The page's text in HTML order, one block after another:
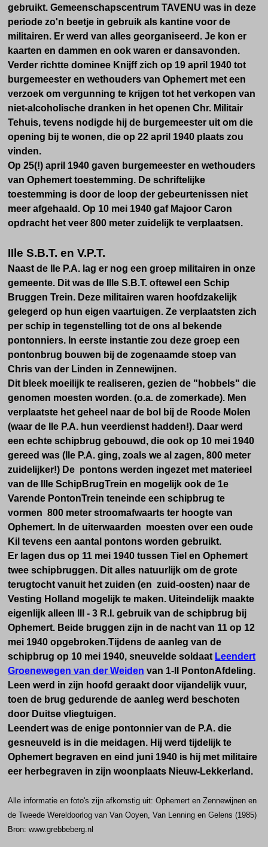
gebruikt. Gemeenschapscentrum TAVENU was in deze
periode zo'n beetje in gebruik als kantine voor de
militairen. Er werd van alles georganiseerd. Je kon er
kaarten en dammen en ook waren er dansavonden.
Verder richtte dominee Knijff zich op 19 april 1940 tot
burgemeester en wethouders van Ophemert met een
verzoek om vergunning te krijgen tot het verkopen van
niet-alcoholische dranken in het openen Chr. Militair
Tehuis, tevens nodigde hij de burgemeester uit om die
opening bij te wonen, die op 22 april 1940 plaats zou
vinden.
Op 25(!) april 1940 gaven burgemeester en wethouders
van Ophemert toestemming. De schriftelijke
toestemming is door de loop der gebeurtenissen niet
meer afgehaald. Op 10 mei 1940 gaf Majoor Caron
opdracht het veer 800 meter zuidelijk te verplaatsen.
IIle S.B.T. en V.P.T.
Naast de Ile P.A. lag er nog een groep militairen in onze
gemeente. Dit was de Ille S.B.T. oftewel een Schip
Bruggen Trein. Deze militairen waren hoofdzakelijk
gelegerd op hun eigen vaartuigen. Ze verplaatsten zich
per schip in tegenstelling tot de ons al bekende
pontonniers. In eerste instantie zou deze groep een
pontonbrug bouwen bij de zogenaamde stoep van
Chris van der Linden in Zennewijnen.
Dit bleek moeilijk te realiseren, gezien de "hobbels" die
genomen moesten worden. (o.a. de zomerkade). Men
verplaatste het geheel naar de bol bij de Roode Molen
(waar de Ile P.A. hun veerdienst hadden!). Daar werd
een echte schipbrug gebouwd, die ook op 10 mei 1940
gereed was (Ile P.A. ging, zoals we al zagen, 800 meter
zuidelijker!) De pontons werden ingezet met materieel
van de IIIe SchipBrugTrein en mogelijk ook de 1e
Varende PontonTrein teneinde een schipbrug te
vormen 800 meter stroomafwaarts ter hoogte van
Ophemert. In de uiterwaarden moesten over een oude
Kil tevens een aantal pontons worden gebruikt.
Er lagen dus op 11 mei 1940 tussen Tiel en Ophemert
twee schipbruggen. Dit alles natuurlijk om de grote
terugtocht vanuit het zuiden (en zuid-oosten) naar de
Vesting Holland mogelijk te maken. Uiteindelijk maakte
eigenlijk alleen III - 3 R.I. gebruik van de schipbrug bij
Ophemert. Beide bruggen zijn in de nacht van 11 op 12
mei 1940 opgebroken.Tijdens de aanleg van de
schipbrug op 10 mei 1940, sneuvelde soldaat Leendert
Groenewegen van der Weiden van 1-II PontonAfdeling.
Leen werd in zijn hoofd geraakt door vijandelijk vuur,
toen de brug gedurende de aanleg werd beschoten
door Duitse vliegtuigen.
Leendert was de enige pontonnier van de P.A. die
gesneuveld is in die meidagen. Hij werd tijdelijk te
Ophemert begraven en eind juni 1940 is hij met militaire
eer herbegraven in zijn woonplaats Nieuw-Lekkerland.
Alle informatie en foto's zijn afkomstig uit: Ophemert en Zennewijnen en
de Tweede Wereldoorlog van Van Ooyen, Van Lenning en Gelens (1985)
Bron: www.grebbeberg.nl